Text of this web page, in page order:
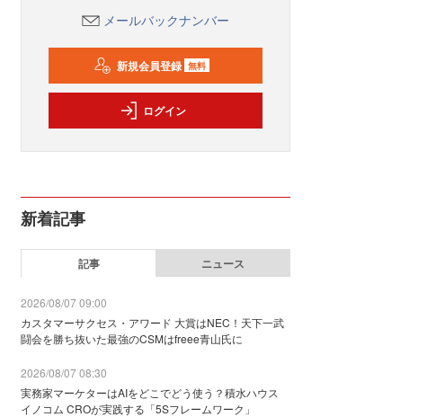
メールバックナンバー
新規会員登録 無料
ログイン
新着記事
記事 ニュース
2026/08/07 09:00
カスタマーサクセス・アワード 大賞はNEC！天下一武
闘会を勝ち抜いた最強のCSMはfreee青山氏に
2026/08/07 08:30
実務家マーケターはAIをどこでどう使う？積水ハウス
イノコム CROが実践する「5Sフレームワーク」